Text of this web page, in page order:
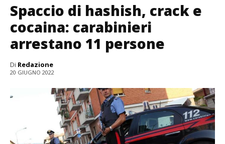
Spaccio di hashish, crack e
cocaina: carabinieri
arrestano 11 persone
Di Redazione
20 GIUGNO 2022